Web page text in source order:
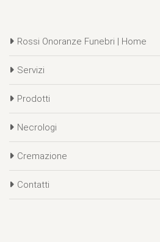
Rossi Onoranze Funebri | Home
Servizi
Prodotti
Necrologi
Cremazione
Contatti